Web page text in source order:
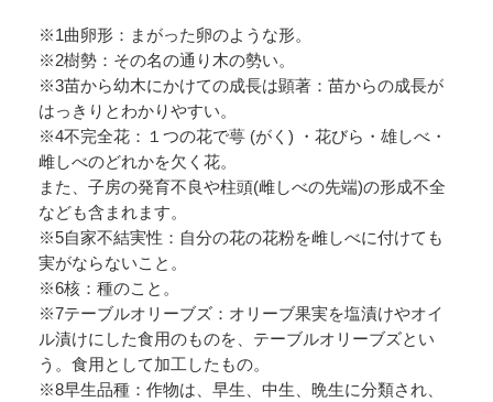
※1曲卵形：まがった卵のような形。
※2樹勢：その名の通り木の勢い。
※3苗から幼木にかけての成長は顕著：苗からの成長が
はっきりとわかりやすい。
※4不完全花：１つの花で萼 (がく) ・花びら・雄しべ・
雌しべのどれかを欠く花。
また、子房の発育不良や柱頭(雌しべの先端)の形成不全
なども含まれます。
※5自家不結実性：自分の花の花粉を雌しべに付けても
実がならないこと。
※6核：種のこと。
※7テーブルオリーブズ：オリーブ果実を塩漬けやオイ
ル漬けにした食用のものを、テーブルオリーブズとい
う。食用として加工したもの。
※8早生品種：作物は、早生、中生、晩生に分類され、